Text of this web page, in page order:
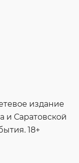
издание
и Саратовской
18+